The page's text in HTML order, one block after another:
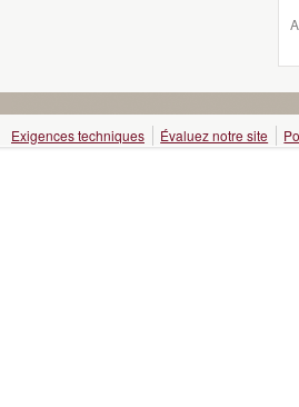
Exigences techniques Évaluez notre site